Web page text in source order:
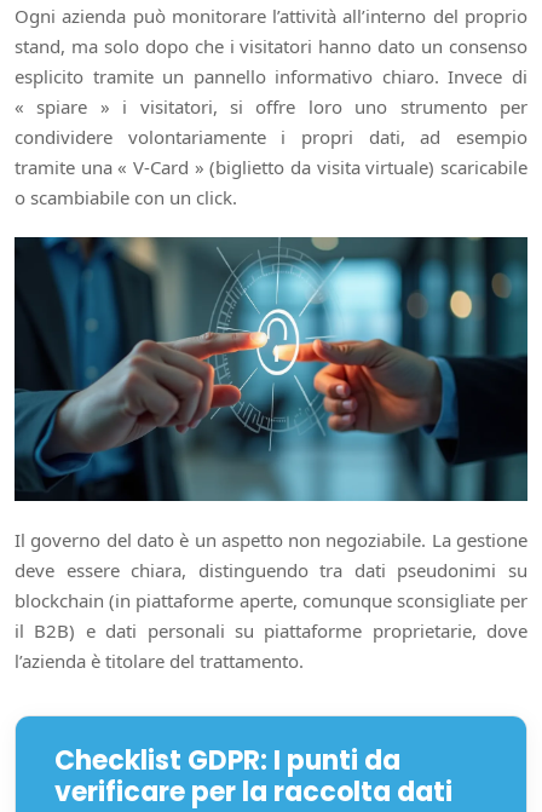
Ogni azienda può monitorare l’attività all’interno del proprio
stand, ma solo dopo che i visitatori hanno dato un consenso
esplicito tramite un pannello informativo chiaro. Invece di
« spiare » i visitatori, si offre loro uno strumento per
condividere volontariamente i propri dati, ad esempio
tramite una « V-Card » (biglietto da visita virtuale) scaricabile
o scambiabile con un click.
Il governo del dato è un aspetto non negoziabile. La gestione
deve essere chiara, distinguendo tra dati pseudonimi su
blockchain (in piattaforme aperte, comunque sconsigliate per
il B2B) e dati personali su piattaforme proprietarie, dove
l’azienda è titolare del trattamento.
Checklist GDPR: I punti da
verificare per la raccolta dati